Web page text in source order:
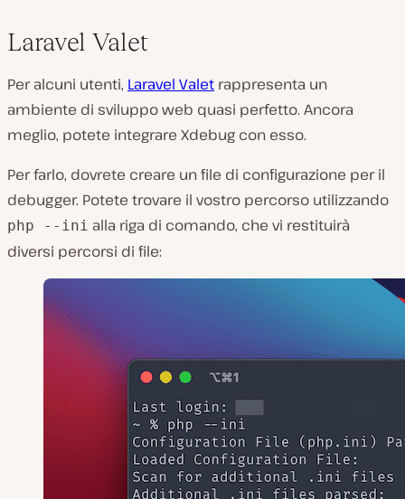
Laravel Valet
Per alcuni utenti, Laravel Valet rappresenta un
ambiente di sviluppo web quasi perfetto. Ancora
meglio, potete integrare Xdebug con esso.
Per farlo, dovrete creare un file di configurazione per il
debugger. Potete trovare il vostro percorso utilizzando
php --ini alla riga di comando, che vi restituirà
diversi percorsi di file: